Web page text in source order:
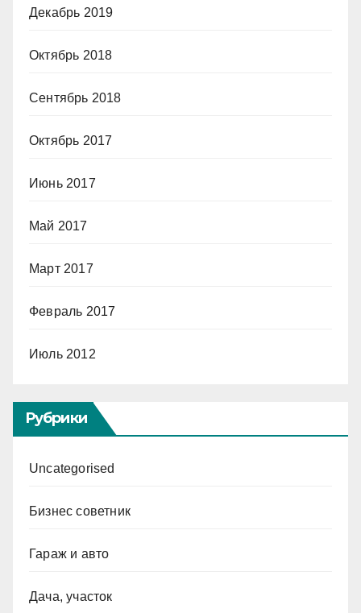
Декабрь 2019
Октябрь 2018
Сентябрь 2018
Октябрь 2017
Июнь 2017
Май 2017
Март 2017
Февраль 2017
Июль 2012
Рубрики
Uncategorised
Бизнес советник
Гараж и авто
Дача, участок